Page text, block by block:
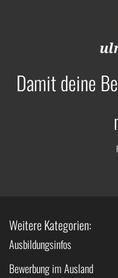
Damit deine
Weitere Kategorien:
Ausbildungsinfos
Bewerbung im Ausland